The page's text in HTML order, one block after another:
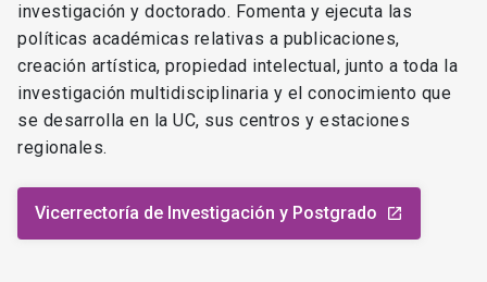
investigación y doctorado. Fomenta y ejecuta las
políticas académicas relativas a publicaciones,
creación artística, propiedad intelectual, junto a toda la
investigación multidisciplinaria y el conocimiento que
se desarrolla en la UC, sus centros y estaciones
regionales.
Vicerrectoría de Investigación y Postgrado launch